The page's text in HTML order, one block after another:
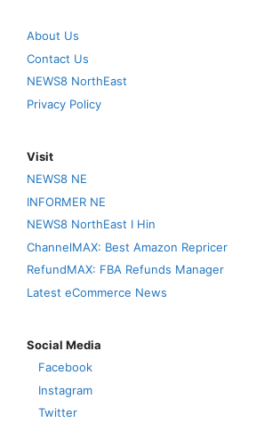
About Us
Contact Us
NEWS8 NorthEast
Privacy Policy
Visit
NEWS8 NE
INFORMER NE
NEWS8 NorthEast I Hin
ChannelMAX: Best Amazon Repricer
RefundMAX: FBA Refunds Manager
Latest eCommerce News
Social Media
Facebook
Instagram
Twitter